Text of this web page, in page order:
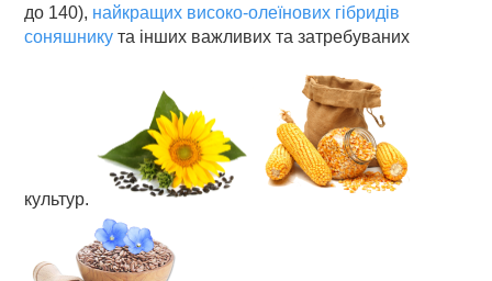
до 140), найкращих високо-олеїнових гібридів
соняшникута інших важливих та затребуваних
культур.